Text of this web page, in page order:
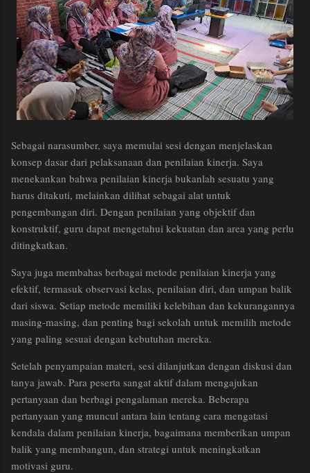
Sebagai narasumber, saya memulai sesi dengan menjelaskan
konsep dasar dari pelaksanaan dan penilaian kinerja. Saya
menekankan bahwa penilaian kinerja bukanlah sesuatu yang
harus ditakuti, melainkan dilihat sebagai alat untuk
pengembangan diri. Dengan penilaian yang objektif dan
konstruktif, guru dapat mengetahui kekuatan dan area yang perlu
ditingkatkan.
Saya juga membahas berbagai metode penilaian kinerja yang
efektif, termasuk observasi kelas, penilaian diri, dan umpan balik
dari siswa. Setiap metode memiliki kelebihan dan kekurangannya
masing-masing, dan penting bagi sekolah untuk memilih metode
yang paling sesuai dengan kebutuhan mereka.
Setelah penyampaian materi, sesi dilanjutkan dengan diskusi dan
tanya jawab. Para peserta sangat aktif dalam mengajukan
pertanyaan dan berbagi pengalaman mereka. Beberapa
pertanyaan yang muncul antara lain tentang cara mengatasi
kendala dalam penilaian kinerja, bagaimana memberikan umpan
balik yang membangun, dan strategi untuk meningkatkan
motivasi guru.